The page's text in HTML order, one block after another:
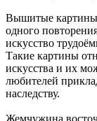
Вышитые
одного
искусство
Такие картины
искусства и их
любителей
наследству.